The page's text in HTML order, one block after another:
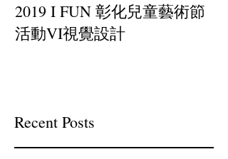
2019 I FUN 彰化兒童藝術節
活動VI視覺設計
Recent Posts